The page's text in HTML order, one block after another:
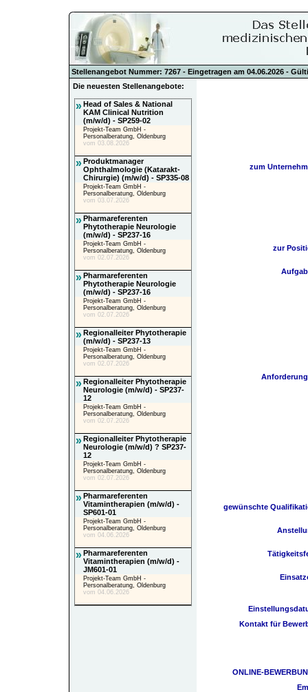
Stellenangebot Nummer: 7267 - Eingetragen am 04.06.2026 -
Die neuesten Stellenangebote:
»Head of Sales & National
KAM Clinical Nutrition
(m/w/d) - SP259-02
Projekt-Team GmbH -
Personalberatung, Oldenburg
vom 03.08.2026
»Produktmanager
Ophthalmologie (Katarakt-
Chirurgie) (m/w/d) - SP335-08
Projekt-Team GmbH -
Personalberatung, Oldenburg
vom 03.07.2026
»Pharmareferenten
Phytotherapie Neurologie
(m/w/d) - SP237-16
Projekt-Team GmbH -
Personalberatung, Oldenburg
vom 02.07.2026
»Pharmareferenten
Phytotherapie Neurologie
(m/w/d) - SP237-16
Projekt-Team GmbH -
Personalberatung, Oldenburg
vom 02.07.2026
»Regionalleiter Phytotherapie
(m/w/d) - SP237-13
Projekt-Team GmbH -
Personalberatung, Oldenburg
vom 02.07.2026
»Regionalleiter Phytotherapie
Neurologie (m/w/d) - SP237-
12
Projekt-Team GmbH -
Personalberatung, Oldenburg
vom 02.07.2026
»Regionalleiter Phytotherapie
Neurologie (m/w/d) ? SP237-
12
Projekt-Team GmbH -
Personalberatung, Oldenburg
vom 02.07.2026
»Pharmareferenten
Vitamintherapien (m/w/d) -
SP601-01
Projekt-Team GmbH -
Personalberatung, Oldenburg
vom 04.06.2026
»Pharmareferenten
Vitamintherapien (m/w/d) -
JM601-01
Projekt-Team GmbH -
Personalberatung, Oldenburg
vom 04.06.2026
zum
zur
gewünschte
Kontakt für
ONLINE-